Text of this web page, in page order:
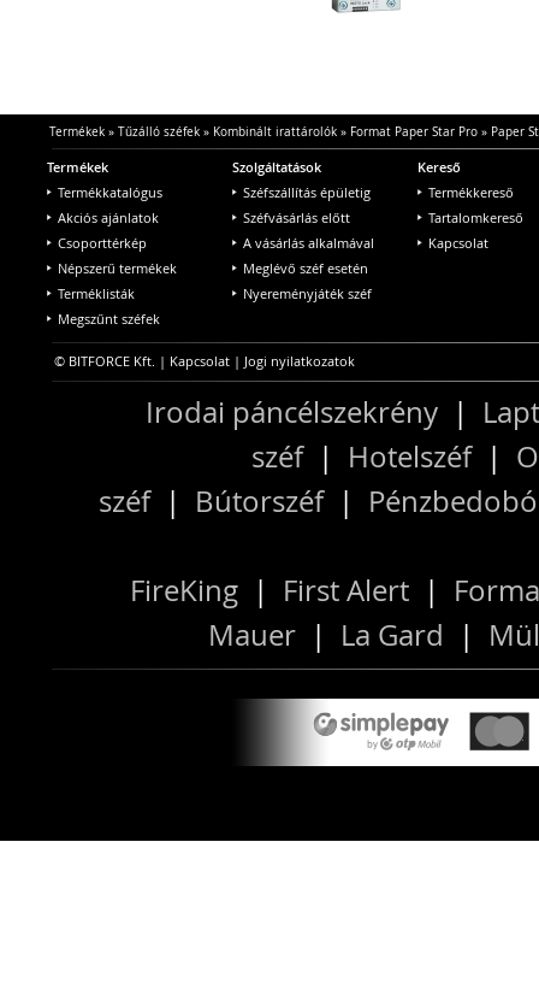
Termékek» Tűzálló széfek» Kombinált irattárolók» Format Paper Star Pro» Paper
Termékek
Termékkatalógus
Akciós ajánlatok
Csoporttérkép
Népszerű termékek
Terméklisták
Megszűnt széfek
Szolgáltatások
Széfszállítás épületig
Széfvásárlás előtt
A vásárlás alkalmával
Meglévő széf esetén
Nyereményjáték széf
Kereső
Termékkereső
Tartalomkereső
Kapcsolat
© BITFORCE Kft. | Kapcsolat | Jogi nyilatkozatok
Irodai páncélszekrény |
széf| Hotelszéf|
széf| Bútorszéf|
FireKing | First Alert |
Mauer | La Gard |